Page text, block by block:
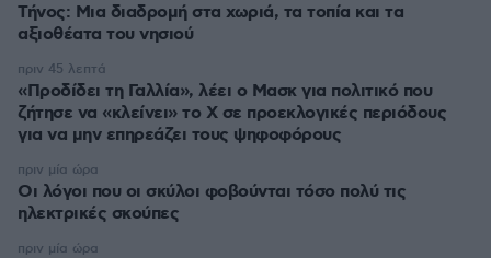
Τήνος: Μια διαδρομή στα χωριά, τα τοπία και τα
αξιοθέατα του νησιού
«Προδίδει τη Γαλλία», λέει ο Μασκ για πολιτικό που
ζήτησε να «κλείνει» το X σε προεκλογικές περιόδους
για να μην επηρεάζει τους ψηφοφόρους
πριν 45 λεπτά
Οι λόγοι που οι σκύλοι φοβούνται τόσο πολύ τις
ηλεκτρικές σκούπες
πριν μία ώρα
πριν μία ώρα